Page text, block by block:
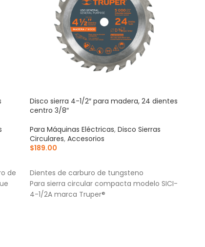
de
Disco sierra 4-1/2″ para madera, 24 dientes
centro 3/8″
Para Máquinas Eléctricas, Disco Sierras
Circulares, Accesorios
$189.00
Dientes de carburo de tungsteno
Para sierra circular compacta modelo SICI-
4-1/2A marca Truper®